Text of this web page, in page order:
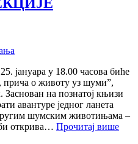
јануара у 18.00 часова биће
о животу уз шуми”,
Заснован на познатој књизи
авантуре једног ланета
шумским животињама –
открива… Прочитај више